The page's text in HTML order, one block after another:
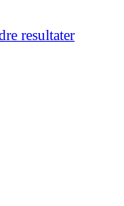
resultater